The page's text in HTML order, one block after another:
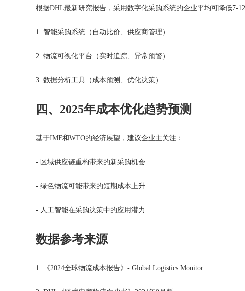
根据DHL最新研究报告，采用数字化采购系统的企业平均可降低7-
1. 智能采购系统（自动比价、供应商管理）
2. 物流可视化平台（实时追踪、异常预警）
3. 数据分析工具（成本预测、优化决策）
四、 2025年成本优化趋势预测
基于IMF和WTO的经济展望，建议企业主关注：
- 区域供应链重构带来的新采购机会
- 绿色物流可能带来的短期成本上升
- 人工智能在采购决策中的应用潜力
数据参考来源
1. 《2024全球物流成本报告》- Global Logistics Monitor